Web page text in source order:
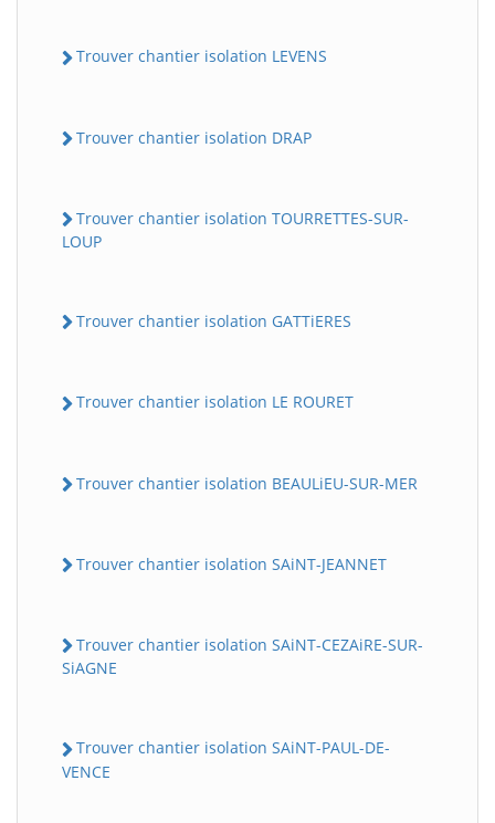
Trouver chantier isolation LEVENS
Trouver chantier isolation DRAP
Trouver chantier isolation TOURRETTES-SUR-
LOUP
Trouver chantier isolation GATTiERES
Trouver chantier isolation LE ROURET
Trouver chantier isolation BEAULiEU-SUR-MER
Trouver chantier isolation SAiNT-JEANNET
Trouver chantier isolation SAiNT-CEZAiRE-SUR-
SiAGNE
Trouver chantier isolation SAiNT-PAUL-DE-
VENCE